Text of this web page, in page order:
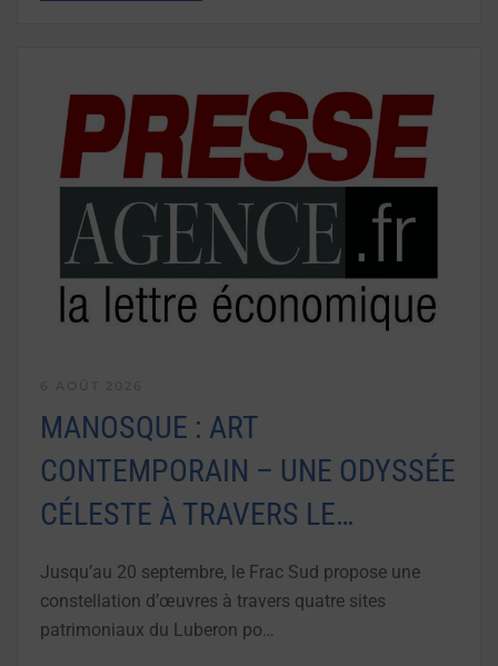
MANOSQUE : ART
CONTEMPORAIN – UNE ODYSSÉE
CÉLESTE À TRAVERS LE…
Jusqu’au 20 septembre, le Frac Sud propose une
constellation d’œuvres à travers quatre sites
patrimoniaux du Luberon po…